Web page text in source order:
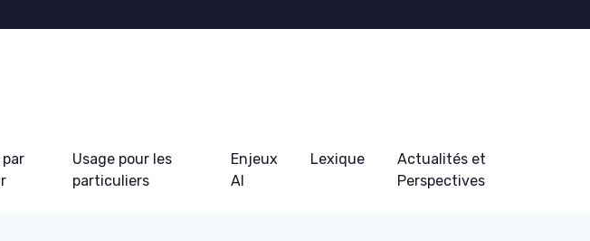
Usage pour les
particuliers
Enjeux
AI
Lexique
Actualités et
Perspectives